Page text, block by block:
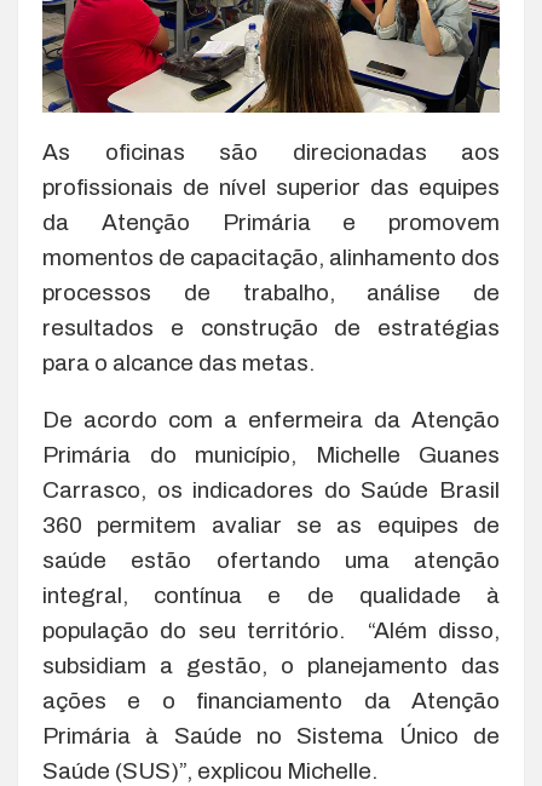
As oficinas são direcionadas aos
profissionais de nível superior das equipes
da Atenção Primária e promovem
momentos de capacitação, alinhamento dos
processos de trabalho, análise de
resultados e construção de estratégias
para o alcance das metas.
De acordo com a enfermeira da Atenção
Primária do município, Michelle Guanes
Carrasco, os indicadores do Saúde Brasil
360 permitem avaliar se as equipes de
saúde estão ofertando uma atenção
integral, contínua e de qualidade à
população do seu território. “Além disso,
subsidiam a gestão, o planejamento das
ações e o financiamento da Atenção
Primária à Saúde no Sistema Único de
Saúde (SUS)”, explicou Michelle.